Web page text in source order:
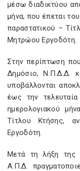
μέσω διαδικτύου
μήνα, που έπεται
παραστατικού –
Μητρώου Εργοδότη.
Στην περίπτωση
Δημόσιο, Ν.Π.Δ.Δ.
υποβάλλονται
έως την
ημερολογιακού
Τίτλου Κτήσης,
Εργοδότη.
Μετά τη λήξη της
Α.Π.Δ.